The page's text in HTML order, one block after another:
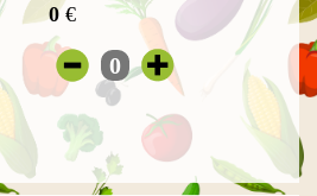
0€
0